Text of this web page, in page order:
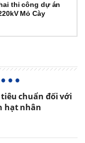
thi công dự án
Mỏ Cày
chuẩn đối với
hạt nhân